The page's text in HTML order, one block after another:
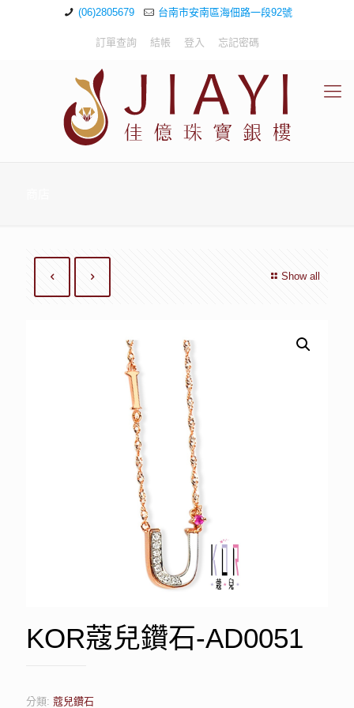
(06)2805679 台南市安南區海佃路一段92號
訂單查詢 結帳 登入 忘記密碼
Show all
KOR蔻兒鑽石-AD0051
分類: 蔻兒鑽石